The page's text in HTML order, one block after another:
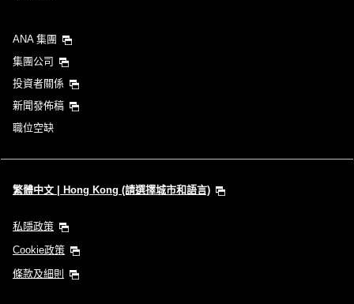
ANA 集團
集團公司
投資者關係
新聞發佈稿
職位空缺
繁體中文 | Hong Kong (請選擇城市和語言)
私隱政策
Cookie政策
條款及細則